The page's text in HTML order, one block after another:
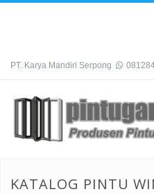
PT. Karya Mandiri Serpong
KATALOG PINTU